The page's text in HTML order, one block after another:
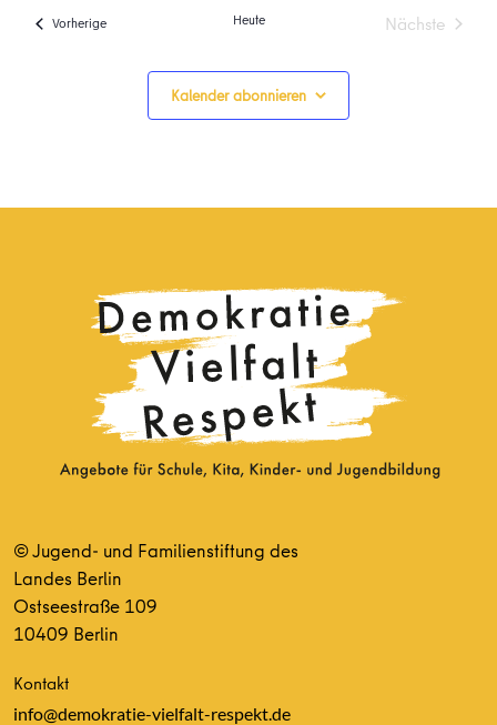
VorherigeVeranstaltungen Heute
Nächste
Kalender abonnieren
© Jugend- und Familienstiftung des
Landes Berlin
Ostseestraße 109
10409 Berlin
Kontakt
info@demokratie-vielfalt-respekt.de